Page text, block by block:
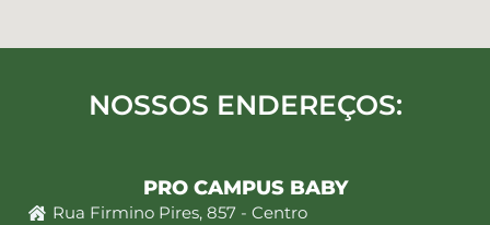
NOSSOS ENDEREÇOS:
PRO CAMPUS BABY
Rua Firmino Pires, 857 - Centro